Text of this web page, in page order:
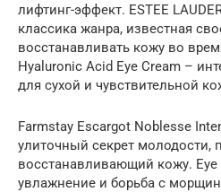
лифтинг-эффект. ESTEE
классика жанра, известная
восстанавливать кожу во
Hyaluronic Acid Eye Cream –
для сухой и чувствительной
Farmstay Escargot Noblesse
улиточный секрет молодости,
восстанавливающий кожу. Eye
увлажнение и борьба с